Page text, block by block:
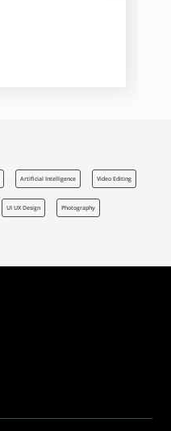
Artificial Intelligence Video Editing
UI UX Design Photography